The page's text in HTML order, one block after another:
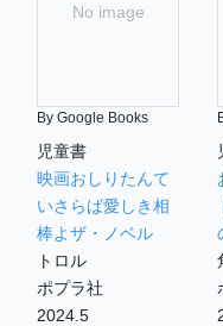
No image
By Google Books
児童書
映画おしりたんて
いさらば愛しき相
棒よザ・ノベル
トロル
ポプラ社
2024.5